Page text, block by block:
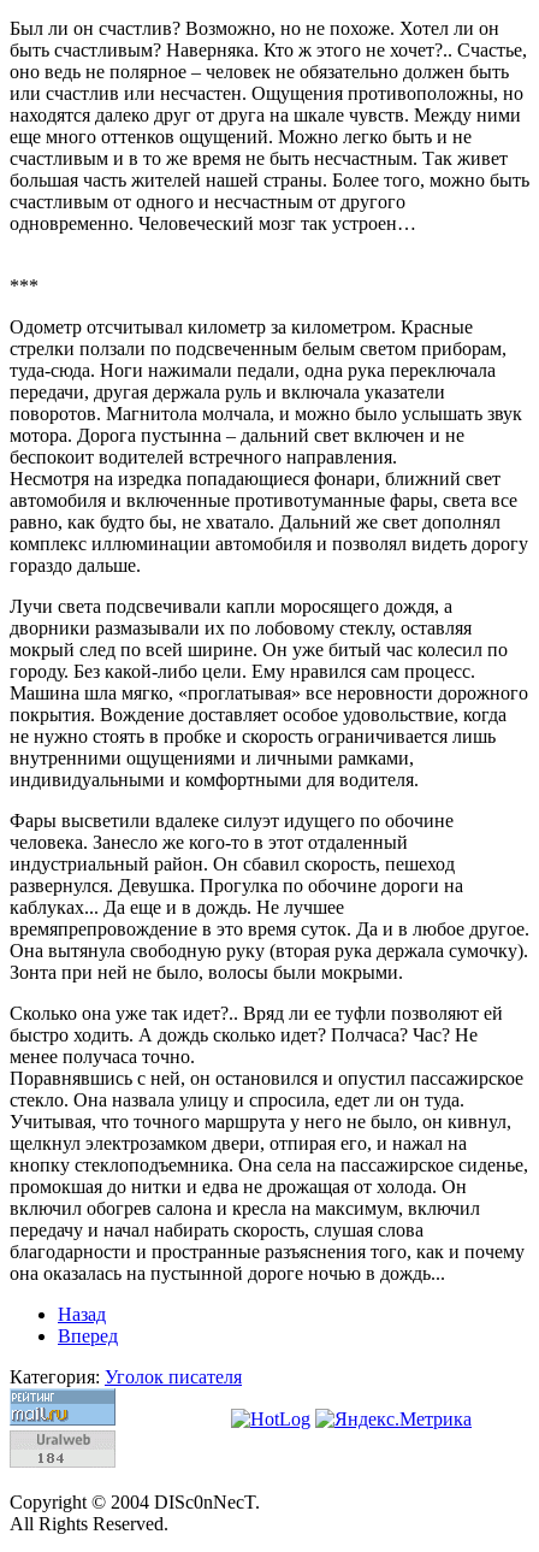
Был ли он счастлив? Возможно, но не похоже. Хотел ли он
быть счастливым? Наверняка. Кто ж этого не хочет?.. Счастье,
оно ведь не полярное – человек не обязательно должен быть
или счастлив или несчастен. Ощущения противоположны, но
находятся далеко друг от друга на шкале чувств. Между ними
еще много оттенков ощущений. Можно легко быть и не
счастливым и в то же время не быть несчастным. Так живет
большая часть жителей нашей страны. Более того, можно быть
счастливым от одного и несчастным от другого
одновременно. Человеческий мозг так устроен…
***
Одометр отсчитывал километр за километром. Красные
стрелки ползали по подсвеченным белым светом приборам,
туда-сюда. Ноги нажимали педали, одна рука переключала
передачи, другая держала руль и включала указатели
поворотов. Магнитола молчала, и можно было услышать звук
мотора. Дорога пустынна – дальний свет включен и не
беспокоит водителей встречного направления.
Несмотря на изредка попадающиеся фонари, ближний свет
автомобиля и включенные противотуманные фары, света все
равно, как будто бы, не хватало. Дальний же свет дополнял
комплекс иллюминации автомобиля и позволял видеть дорогу
гораздо дальше.
Лучи света подсвечивали капли моросящего дождя, а
дворники размазывали их по лобовому стеклу, оставляя
мокрый след по всей ширине. Он уже битый час колесил по
городу. Без какой-либо цели. Ему нравился сам процесс.
Машина шла мягко, «проглатывая» все неровности дорожного
покрытия. Вождение доставляет особое удовольствие, когда
не нужно стоять в пробке и скорость ограничивается лишь
внутренними ощущениями и личными рамками,
индивидуальными и комфортными для водителя.
Фары высветили вдалеке силуэт идущего по обочине
человека. Занесло же кого-то в этот отдаленный
индустриальный район. Он сбавил скорость, пешеход
развернулся. Девушка. Прогулка по обочине дороги на
каблуках... Да еще и в дождь. Не лучшее
времяпрепровождение в это время суток. Да и в любое другое.
Она вытянула свободную руку (вторая рука держала сумочку).
Зонта при ней не было, волосы были мокрыми.
Сколько она уже так идет?.. Вряд ли ее туфли позволяют ей
быстро ходить. А дождь сколько идет? Полчаса? Час? Не
менее получаса точно.
Поравнявшись с ней, он остановился и опустил пассажирское
стекло. Она назвала улицу и спросила, едет ли он туда.
Учитывая, что точного маршрута у него не было, он кивнул,
щелкнул электрозамком двери, отпирая его, и нажал на
кнопку стеклоподъемника. Она села на пассажирское сиденье,
промокшая до нитки и едва не дрожащая от холода. Он
включил обогрев салона и кресла на максимум, включил
передачу и начал набирать скорость, слушая слова
благодарности и пространные разъяснения того, как и почему
она оказалась на пустынной дороге ночью в дождь...
Назад
Вперед
Категория: Уголок писателя
Copyright © 2004 DISc0nNecT.
All Rights Reserved.